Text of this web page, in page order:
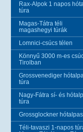
Rax-Alpok 1 napos
túra
Magas-Tátra téli
magashegyi túrák
Lomnici-csúcs télen
Könnyű 3000 m-es
Tirolban
Grossvenediger
túra
Nagy-Fátra sí- és
túra
Grossglockner
Téli-tavaszi 1-napos